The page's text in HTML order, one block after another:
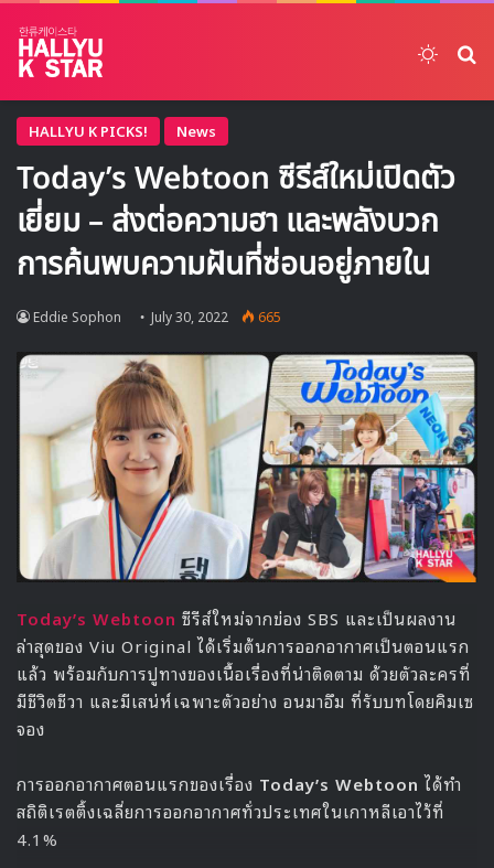
HALLYU K PICKS! News
Today’s Webtoon ซีรีส์ใหม่เปิดตัว
เยี่ยม – ส่งต่อความฮา และพลังบวก
การค้นพบความฝันที่ซ่อนอยู่ภายใน
Eddie Sophon July 30, 2022 665
Today’s Webtoon ซีรีส์ใหม่จากข่อง SBS และเป็นผลงาน
ล่าสุดของ Viu Original ได้เริ่มต้นการออกอากาศเป็นตอนแรก
แล้ว พร้อมกับการปูทางของเนื้อเรื่องที่น่าติดตาม ด้วยตัวละครที่
มีชีวิตชีวา และมีเสน่ห์เฉพาะตัวอย่าง อนมาอึม ที่รับบทโดยคิมเซ
จอง
การออกอากาศตอนแรกของเรื่อง Today’s Webtoon ได้ทำ
สถิติเรตติ้งเฉลี่ยการออกอากาศทั่วประเทศในเกาหลีเอาไว้ที่
4.1%